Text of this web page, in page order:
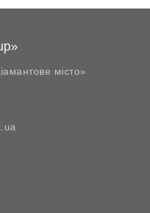
місто»